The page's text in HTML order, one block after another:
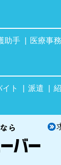
助手 医療事務
ト 派遣